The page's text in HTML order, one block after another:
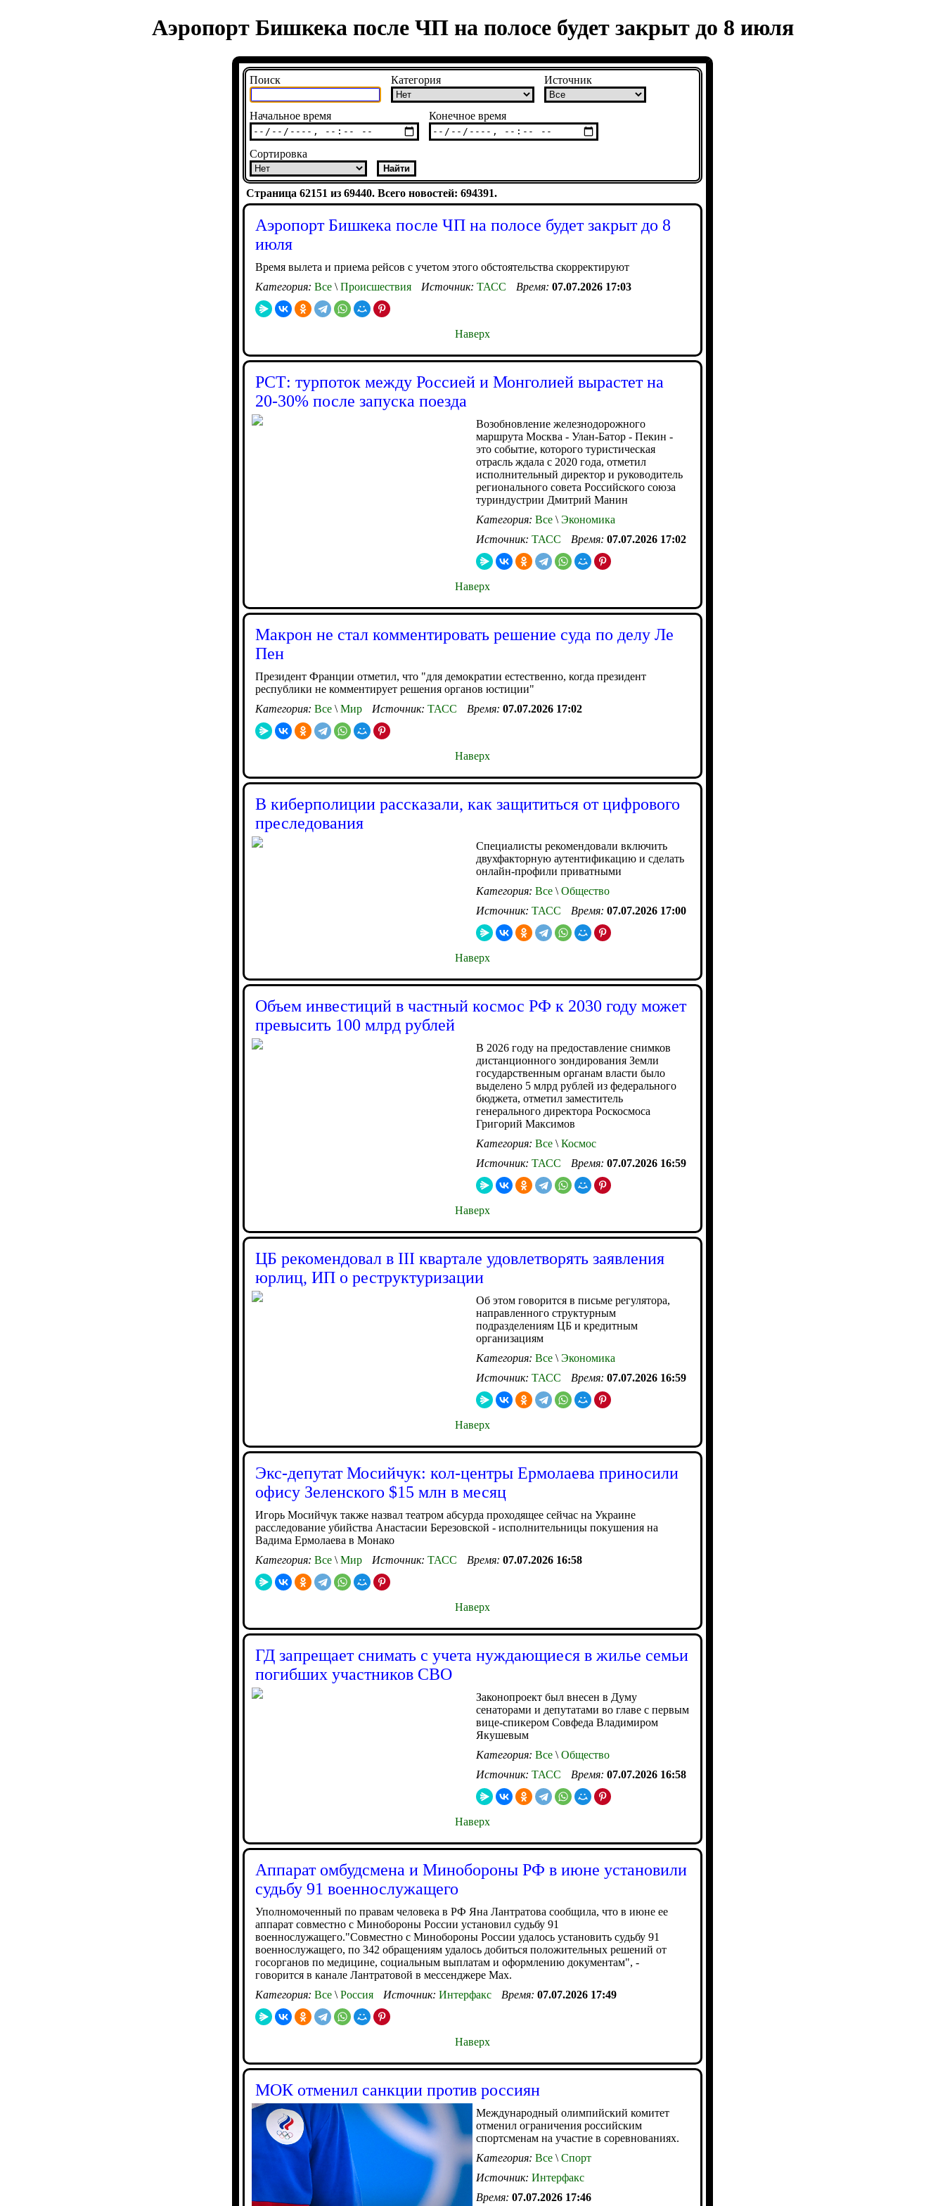
Аэропорт Бишкека после ЧП на полосе будет закрыт до 8 июля
Поиск Категория Источник
Начальное время Конечное время
Сортировка
Страница 62151 из 69440. Всего новостей: 694391.
Аэропорт Бишкека после ЧП на полосе будет закрыт до 8
июля
Время вылета и приема рейсов с учетом этого обстоятельства скорректируют
Категория: Все \ Происшествия Источник: ТАСС Время: 07.07.2026 17:03
Наверх
РСТ: турпоток между Россией и Монголией вырастет на
20-30% после запуска поезда
Возобновление железнодорожного
маршрута Москва - Улан-Батор - Пекин -
это событие, которого туристическая
отрасль ждала с 2020 года, отметил
исполнительный директор и руководитель
регионального совета Российского союза
туриндустрии Дмитрий Манин
Категория: Все \ Экономика
Источник: ТАСС Время: 07.07.2026 17:02
Наверх
Макрон не стал комментировать решение суда по делу Ле
Пен
Президент Франции отметил, что "для демократии естественно, когда президент
республики не комментирует решения органов юстиции"
Категория: Все \ Мир Источник: ТАСС Время: 07.07.2026 17:02
Наверх
В киберполиции рассказали, как защититься от цифрового
преследования
Специалисты рекомендовали включить
двухфакторную аутентификацию и сделать
онлайн-профили приватными
Категория: Все \ Общество
Источник: ТАСС Время: 07.07.2026 17:00
Наверх
Объем инвестиций в частный космос РФ к 2030 году может
превысить 100 млрд рублей
В 2026 году на предоставление снимков
дистанционного зондирования Земли
государственным органам власти было
выделено 5 млрд рублей из федерального
бюджета, отметил заместитель
генерального директора Роскосмоса
Григорий Максимов
Категория: Все \ Космос
Источник: ТАСС Время: 07.07.2026 16:59
Наверх
ЦБ рекомендовал в III квартале удовлетворять заявления
юрлиц, ИП о реструктуризации
Об этом говорится в письме регулятора,
направленного структурным
подразделениям ЦБ и кредитным
организациям
Категория: Все \ Экономика
Источник: ТАСС Время: 07.07.2026 16:59
Наверх
Экс-депутат Мосийчук: кол-центры Ермолаева приносили
офису Зеленского $15 млн в месяц
Игорь Мосийчук также назвал театром абсурда проходящее сейчас на Украине
расследование убийства Анастасии Березовской - исполнительницы покушения на
Вадима Ермолаева в Монако
Категория: Все \ Мир Источник: ТАСС Время: 07.07.2026 16:58
Наверх
ГД запрещает снимать с учета нуждающиеся в жилье семьи
погибших участников СВО
Законопроект был внесен в Думу
сенаторами и депутатами во главе с первым
вице-спикером Совфеда Владимиром
Якушевым
Категория: Все \ Общество
Источник: ТАСС Время: 07.07.2026 16:58
Наверх
Аппарат омбудсмена и Минобороны РФ в июне установили
судьбу 91 военнослужащего
Уполномоченный по правам человека в РФ Яна Лантратова сообщила, что в июне ее
аппарат совместно с Минобороны России установил судьбу 91
военнослужащего."Совместно с Минобороны России удалось установить судьбу 91
военнослужащего, по 342 обращениям удалось добиться положительных решений от
госорганов по медицине, социальным выплатам и оформлению документам", -
говорится в канале Лантратовой в мессенджере Max.
Категория: Все \ Россия Источник: Интерфакс Время: 07.07.2026 17:49
Наверх
МОК отменил санкции против россиян
Международный олимпийский комитет
отменил ограничения российским
спортсменам на участие в соревнованиях.
Категория: Все \ Спорт
Источник: Интерфакс
Время: 07.07.2026 17:46